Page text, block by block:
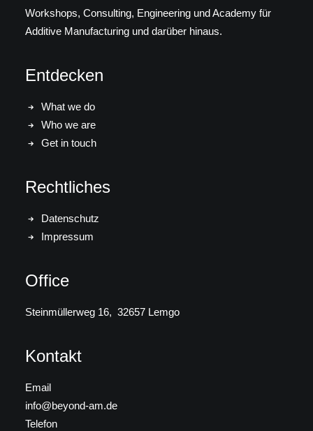
Workshops, Consulting, Engineering und Academy für
Additive Manufacturing und darüber hinaus.
Entdecken
What we do
Who we are
Get in touch
Rechtliches
Datenschutz
Impressum
Office
Steinmüllerweg 16, 32657 Lemgo
Kontakt
Email
info@beyond-am.de
Telefon